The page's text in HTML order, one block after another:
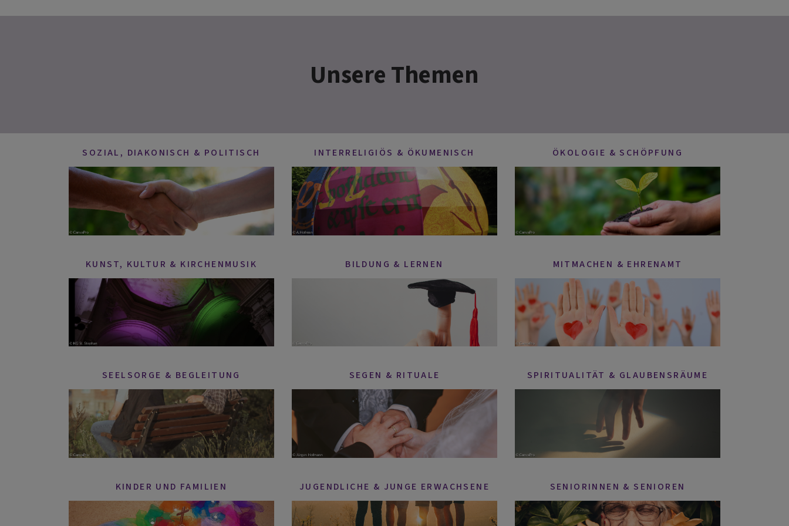
Unsere Themen
SOZIAL, DIAKONISCH & POLITISCH INTERRELIGIÖS & ÖKUMENISCH ÖKOLOGIE & SCHÖPFUNG
KUNST, KULTUR & KIRCHENMUSIK BILDUNG & LERNEN MITMACHEN & EHRENAMT
SEELSORGE & BEGLEITUNG SEGEN & RITUALE SPIRITUALITÄT & GLAUBENSRÄUME
KINDER UND FAMILIEN JUGENDLICHE & JUNGE ERWACHSENE SENIORINNEN & SENIOREN